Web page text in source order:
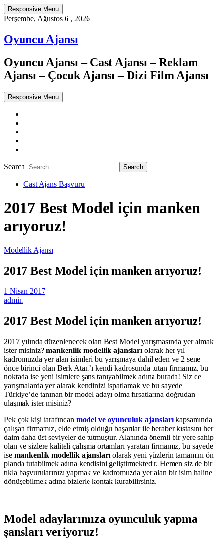
Responsive Menu
Perşembe, Ağustos 6 , 2026
Oyuncu Ajansı
Oyuncu Ajansı – Cast Ajansı – Reklam
Ajansı – Çocuk Ajansı – Dizi Film Ajansı
Responsive Menu
Search
Cast Ajans Başvuru
2017 Best Model için manken
arıyoruz!
Modellik Ajansı
2017 Best Model için manken arıyoruz!
1 Nisan 2017
admin
2017 Best Model için manken arıyoruz!
2017 yılında düzenlenecek olan Best Model yarışmasında yer almak
ister misiniz? mankenlik modellik ajansları olarak her yıl
kadromuzda yer alan isimleri bu yarışmaya dahil eden ve 2 sene
önce birinci olan Berk Atan’ı kendi kadrosunda tutan firmamız, bu
noktada ise yeni isimlere şans tanıyabilmek adına burada! Siz de
yarışmalarda yer alarak kendinizi ispatlamak ve bu sayede
Türkiye’de tanınan bir model adayı olma fırsatlarına doğrudan
ulaşmak ister misiniz?
Pek çok kişi tarafından model ve oyunculuk ajansları kapsamında
çalışan firmamız, elde etmiş olduğu başarılar ile beraber kıstasını her
daim daha üst seviyeler de tutmuştur. Alanında önemli bir yere sahip
olan ve sizlere kaliteli çalışma ortamları yaratan firmamız, bu sayede
ise mankenlik modellik ajansları olarak yeni yüzlerin tamamını ön
planda tutabilmek adına kendisini geliştirmektedir. Hemen siz de bir
tıkla başvurularınızı yapmak ve kadromuzda yer alan bir isim haline
dönüşebilmek adına bizlerle kontak kurabilirsiniz.
Model adaylarımıza oyunculuk yapma
şansları veriyoruz!